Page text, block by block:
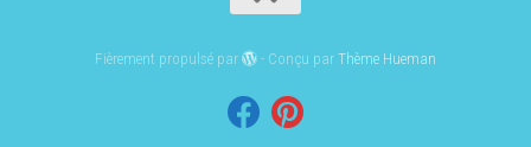
Fièrement propulsé par - Conçu parThème Hueman